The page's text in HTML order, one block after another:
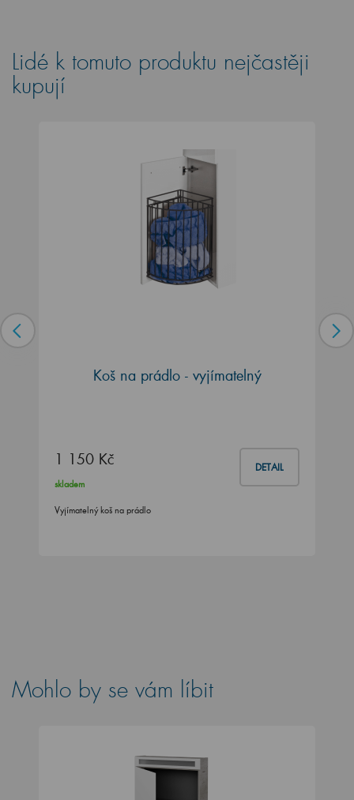
Lidé k tomuto produktu nejčastěji
kupují
Koš na prádlo - vyjímatelný
1 150 Kč DETAIL
skladem
Vyjímatelný koš na prádlo
Mohlo by se vám líbit